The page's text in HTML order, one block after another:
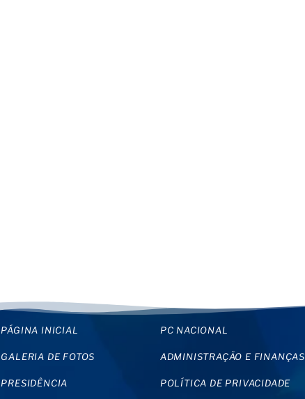
PÁGINA INICIAL
GALERIA DE FOTOS
PRESIDÊNCIA
PC NACIONAL
ADMINISTRAÇÃO E FINANÇAS
POLÍTICA DE PRIVACIDADE